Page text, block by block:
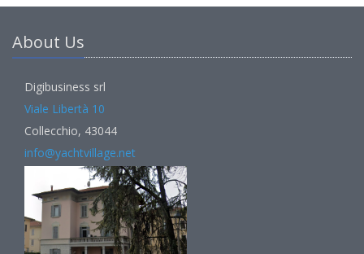
About Us
Digibusiness srl
Viale Libertà 10
Collecchio, 43044
info@yachtvillage.net